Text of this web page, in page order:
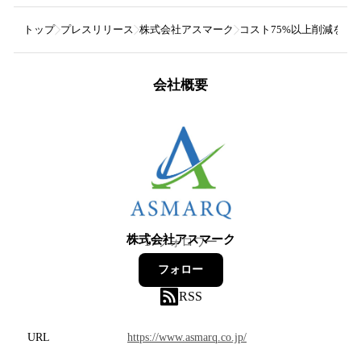
トップ プレスリリース 株式会社アスマーク コスト75%以上削減を実
会社概要
株式会社アスマーク
17フォロワー
フォロー
RSS
URL
https://www.asmarq.co.jp/